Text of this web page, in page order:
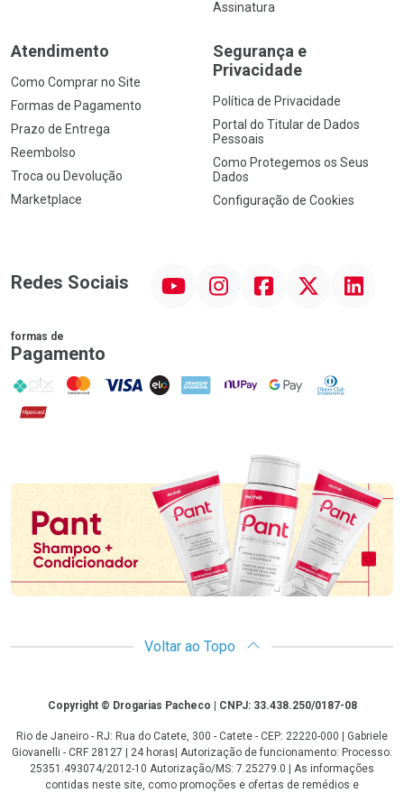
Assinatura
Atendimento
Como Comprar no Site
Formas de Pagamento
Prazo de Entrega
Reembolso
Troca ou Devolução
Marketplace
Segurança e
Privacidade
Política de Privacidade
Portal do Titular de Dados
Pessoais
Como Protegemos os Seus
Dados
Configuração de Cookies
Redes Sociais InstagramFacebookTwitter Linkedin
formas de
Pagamento
PIX MasterCard
VISA ELO AMEX NuPay Google PayDiners Club
Hipercard
Promoção em Destaque
Voltar ao Topo
CopyrightCopyright © Drogarias Pacheco | CNPJ: 33.438.250/0187-08
Rio de Janeiro - RJ: Rua do Catete, 300 - Catete - CEP: 22220-000 | Gabriele
Giovanelli - CRF 28127 | 24 horas| Autorização de funcionamento: Processo:
25351.493074/2012-10 Autorização/MS: 7.25279.0 | As informações
contidas neste site, como promoções e ofertas de remédios e